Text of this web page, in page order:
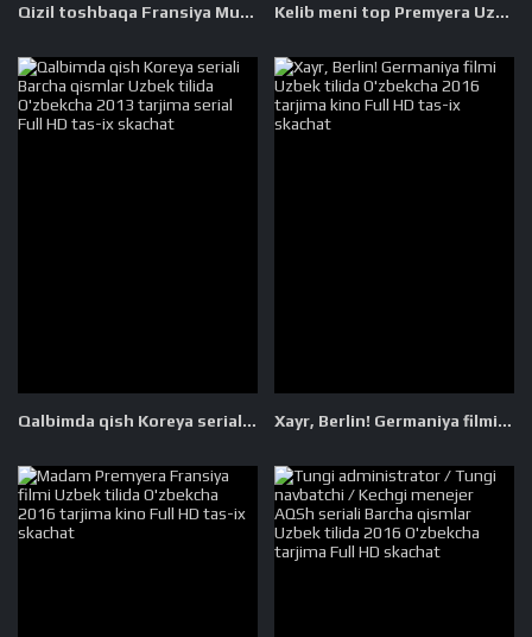
Qizil toshbaqa Fransiya Multfilmi Uzbek tilida O'zbekcha 2016 tarjima kino Full HD tas-ix skachat Kelib meni top Premyera Uzbek tilida O'zbekcha 2016 tarjima kino Full HD tas-ix skachat
Qalbimda qish Koreya seriali Barcha qismlar Uzbek tilida O'zbekcha 2013 tarjima serial Full HD tas-ix skachat Xayr, Berlin! Germaniya filmi Uzbek tilida O'zbekcha 2016 tarjima kino Full HD tas-ix skachat